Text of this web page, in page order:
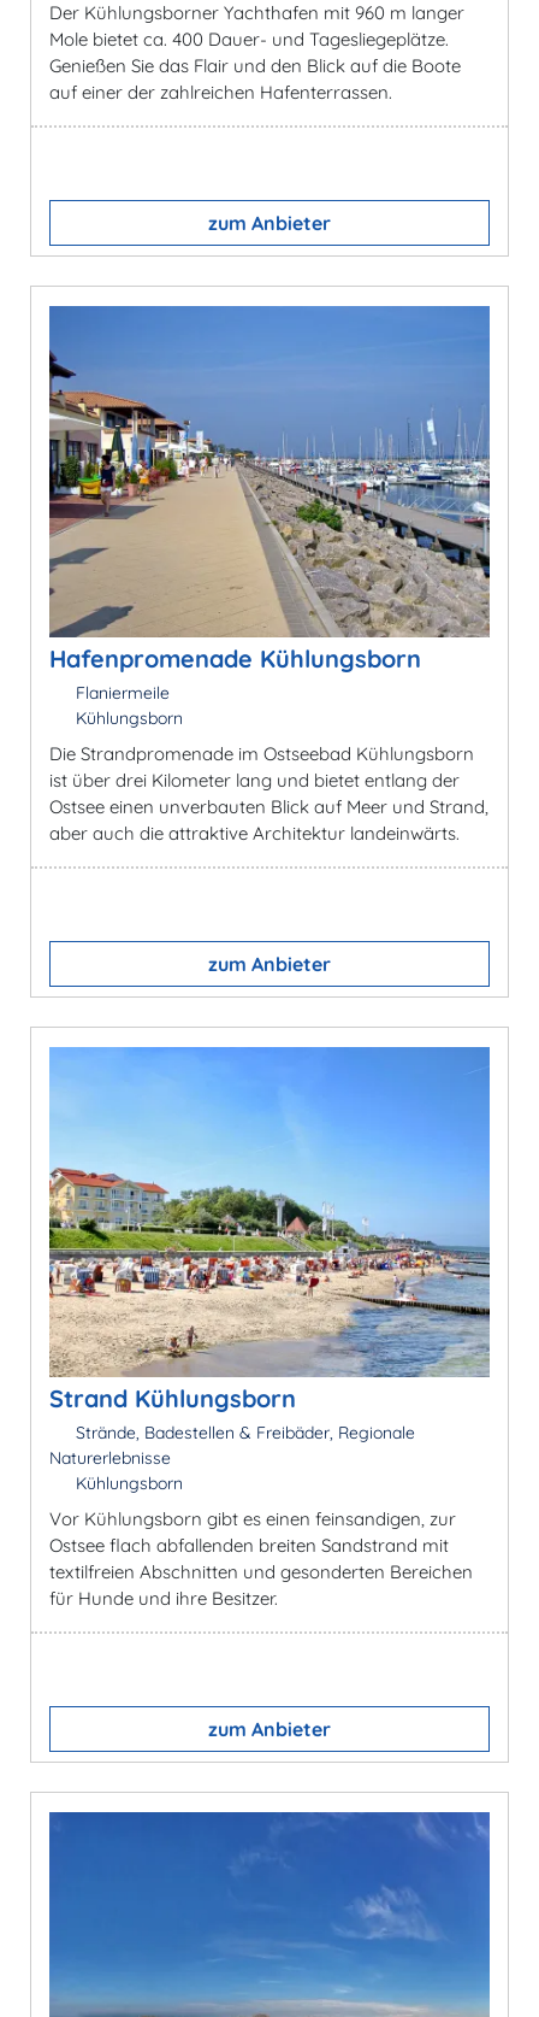
Der Kühlungsborner Yachthafen mit 960 m langer
Mole bietet ca. 400 Dauer- und Tagesliegeplätze.
Genießen Sie das Flair und den Blick auf die Boote
auf einer der zahlreichen Hafenterrassen.
zum Anbieter
Hafenpromenade Kühlungsborn
Flaniermeile
Kühlungsborn
Die Strandpromenade im Ostseebad Kühlungsborn
ist über drei Kilometer lang und bietet entlang der
Ostsee einen unverbauten Blick auf Meer und Strand,
aber auch die attraktive Architektur landeinwärts.
zum Anbieter
Strand Kühlungsborn
Strände, Badestellen & Freibäder, Regionale
Naturerlebnisse
Kühlungsborn
Vor Kühlungsborn gibt es einen feinsandigen, zur
Ostsee flach abfallenden breiten Sandstrand mit
textilfreien Abschnitten und gesonderten Bereichen
für Hunde und ihre Besitzer.
zum Anbieter